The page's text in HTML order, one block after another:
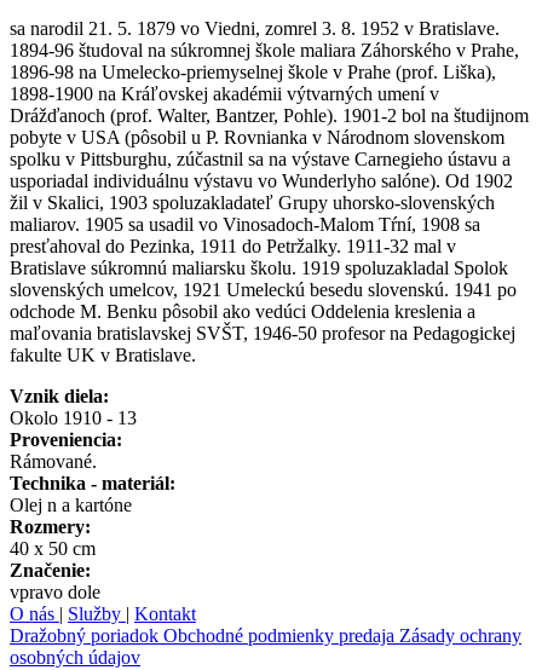
sa narodil 21. 5. 1879 vo Viedni, zomrel 3. 8. 1952 v Bratislave.
1894-96 študoval na súkromnej škole maliara Záhorského v Prahe,
1896-98 na Umelecko-priemyselnej škole v Prahe (prof. Liška),
1898-1900 na Kráľovskej akadémii výtvarných umení v
Drážďanoch (prof. Walter, Bantzer, Pohle). 1901-2 bol na študijnom
pobyte v USA (pôsobil u P. Rovnianka v Národnom slovenskom
spolku v Pittsburghu, zúčastnil sa na výstave Carnegieho ústavu a
usporiadal individuálnu výstavu vo Wunderlyho salóne). Od 1902
žil v Skalici, 1903 spoluzakladateľ Grupy uhorsko-slovenských
maliarov. 1905 sa usadil vo Vinosadoch-Malom Tŕní, 1908 sa
presťahoval do Pezinka, 1911 do Petržalky. 1911-32 mal v
Bratislave súkromnú maliarsku školu. 1919 spoluzakladal Spolok
slovenských umelcov, 1921 Umeleckú besedu slovenskú. 1941 po
odchode M. Benku pôsobil ako vedúci Oddelenia kreslenia a
maľovania bratislavskej SVŠT, 1946-50 profesor na Pedagogickej
fakulte UK v Bratislave.
Vznik diela:
Okolo 1910 - 13
Proveniencia:
Rámované.
Technika - materiál:
Olej n a kartóne
Rozmery:
40 x 50 cm
Značenie:
vpravo dole
O nás | Služby | Kontakt
Dražobný poriadok Obchodné podmienky predaja Zásady ochrany
osobných údajov